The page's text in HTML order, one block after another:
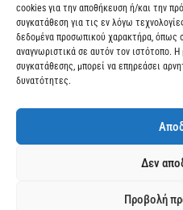
cookies για την αποθήκευση ή/και την
συγκατάθεση για τις εν λόγω
δεδομένα προσωπικού χαρακτήρα, όπως
αναγνωριστικά σε αυτόν τον ιστότοπο.
συγκατάθεσης, μπορεί να επηρεάσει
δυνατότητες.
Δεν
Προβολή
Διεύθυνση
Μεγάλης Χώρας 89,
info@dimitrelis-